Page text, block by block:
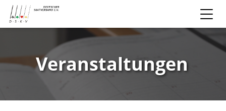
Veranstaltungen